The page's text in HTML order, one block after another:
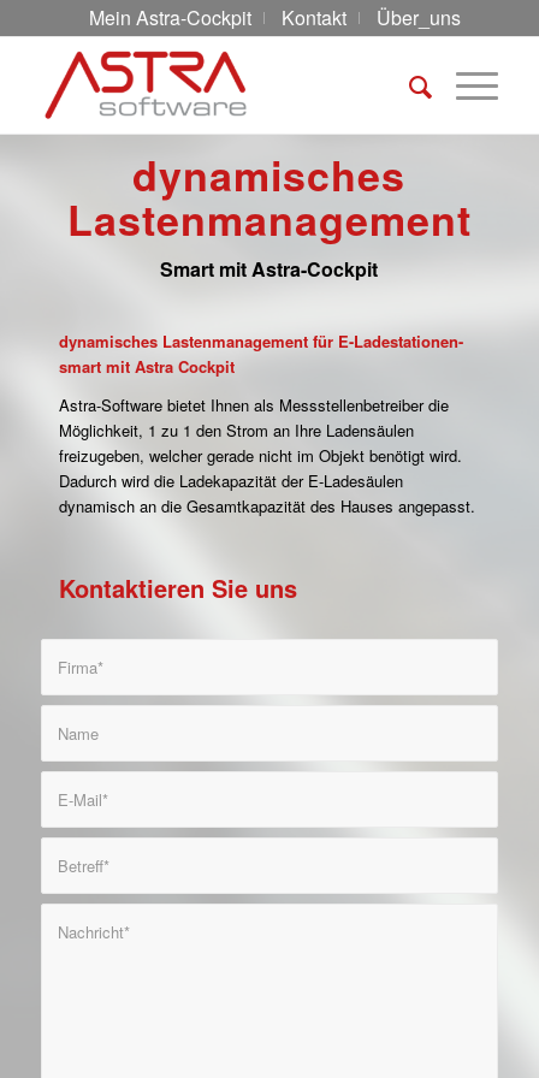
Mein Astra-Cockpit Kontakt Über_uns
dynamisches
Lastenmanagement
Smart mit Astra-Cockpit
dynamisches Lastenmanagement für E-Ladestationen-
smart mit Astra Cockpit
Astra-Software bietet Ihnen als Messstellenbetreiber die
Möglichkeit, 1 zu 1 den Strom an Ihre Ladensäulen
freizugeben, welcher gerade nicht im Objekt benötigt wird.
Dadurch wird die Ladekapazität der E-Ladesäulen
dynamisch an die Gesamtkapazität des Hauses angepasst.
Kontaktieren Sie uns